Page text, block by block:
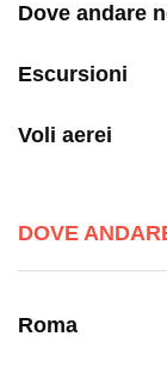
Dove andare
Escursioni
Voli aerei
DOVE
Roma